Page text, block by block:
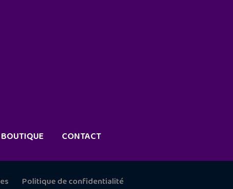
BOUTIQUE CONTACT
Politique de confidentialité